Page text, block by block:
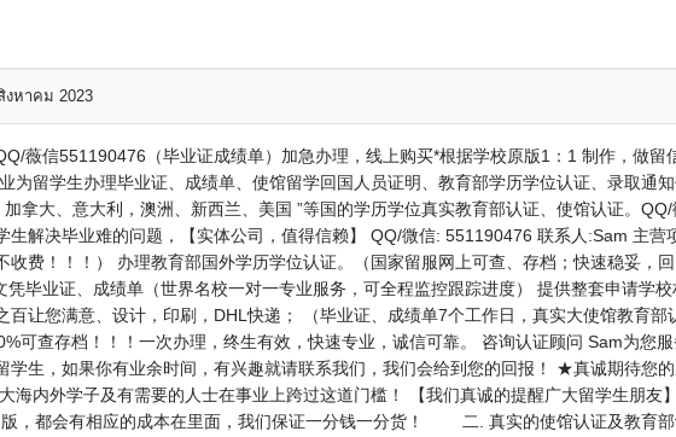
งหาคม 2023
薇信551190476（毕业证成绩单）加急办理，线上购买*根据学校原版1：1 制作，做留
为留学生办理毕业证、成绩单、使馆留学回国人员证明、教育部学历学位认证、录取通
拿大、意大利，澳洲、新西兰、美国 ”等国的学历学位真实教育部认证、使馆认证。
生解决毕业难的问题，【实体公司，值得信赖】 QQ/微信: 551190476 联系人:Sam 主营
收费！！！） 办理教育部国外学历学位认证。（国家留服网上可查、存档；快速稳妥，
毕业证、成绩单（世界名校一对一专业服务，可全程监控跟踪进度） 提供整套申请学校
百让您满意、设计，印刷，DHL快递； （毕业证、成绩单7个工作日，真实大使馆教育
可查存档！！！一次办理，终生有效，快速专业，诚信可靠。 咨询认证顾问 Sam为
学生，如果你有业余时间，有兴趣就请联系我们，我们会给到您的回报！ ★真诚期待您
海内外学子及有需要的人士在事业上跨过这道门槛！ 【我们真诚的提醒广大留学生
，都会有相应的成本在里面，我们保证一分钱一分货！ 二. 真实的使馆认证及教育